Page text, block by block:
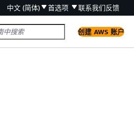
中文 (简体) 首选项 联系我们反馈
创建 AWS 账户